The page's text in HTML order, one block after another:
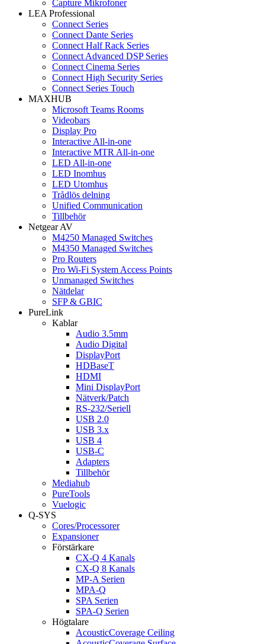
Capture Mikrofoner
LEA Professional
Connect Series
Connect Dante Series
Connect Half Rack Series
Connect Advanced DSP Series
Connect Cinema Series
Connect High Security Series
Connect Series Touch
MAXHUB
Microsoft Teams Rooms
Videobars
Display Pro
Interactive All-in-one
Interactive MTR All-in-one
LED All-in-one
LED Inomhus
LED Utomhus
Trådlös delning
Unified Communication
Tillbehör
Netgear AV
M4250 Managed Switches
M4350 Managed Switches
Pro Routers
Pro Wi-Fi System Access Points
Unmanaged Switches
Nätdelar
SFP & GBIC
PureLink
Kablar
Audio 3.5mm
Audio Digital
DisplayPort
HDBaseT
HDMI
Mini DisplayPort
Nätverk/Patch
RS-232/Seriell
USB 2.0
USB 3.x
USB 4
USB-C
Adapters
Tillbehör
Mediahub
PureTools
Vuelogic
Q-SYS
Cores/Processorer
Expansioner
Förstärkare
CX-Q 4 Kanals
CX-Q 8 Kanals
MP-A Serien
MPA-Q
SPA Serien
SPA-Q Serien
Högtalare
AcousticCoverage Ceiling